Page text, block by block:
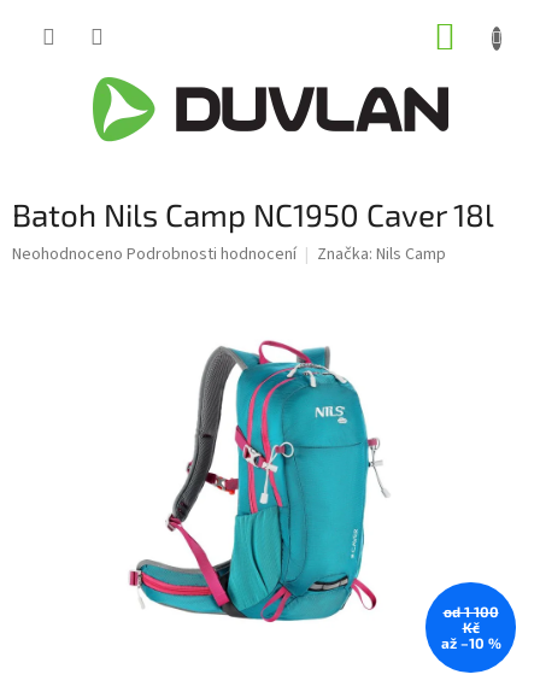
Batoh Nils Camp NC1950 Caver 18l
Průměrné
Neohodnoceno Podrobnosti hodnocení Značka: Nils Camp
od 1 100
Kč
až –10 %